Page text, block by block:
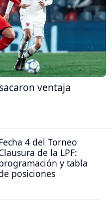
ventaja
4 del Torneo
de la LPF:
y tabla
posiciones